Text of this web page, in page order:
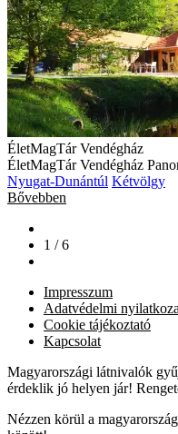
ÉletMagTár Vendégház
ÉletMagTár Vendégház
Nyugat-Dunántúl Kétvölgy
Bővebben
1 / 6
Impresszum
Adatvédelmi
Cookie tájékoztató
Kapcsolat
Magyarországi látnivalók
érdeklik jó helyen jár!
Nézzen körül a